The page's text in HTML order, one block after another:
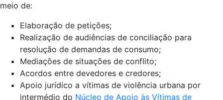
meio de:
Elaboração de petições;
Realização de audiências de conciliação para
resolução de demandas de consumo;
Mediações de situações de conflito;
Acordos entre devedores e credores;
Apoio jurídico a vítimas de violência urbana por
intermédio do Núcleo de Apoio às Vítimas de